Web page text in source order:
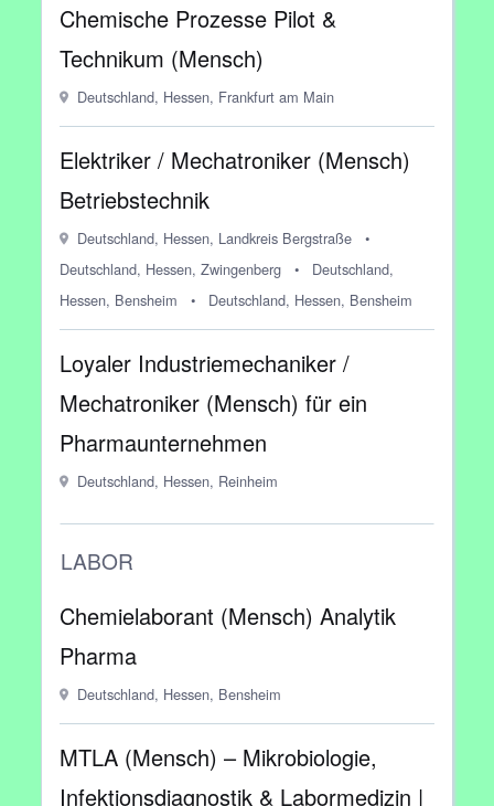
Chemische Prozesse Pilot &
Technikum (Mensch)
Deutschland, Hessen, Frankfurt am Main
Elektriker / Mechatroniker (Mensch)
Betriebstechnik
Deutschland, Hessen, Landkreis Bergstraße
•
Deutschland, Hessen, Zwingenberg
•
Deutschland,
Hessen, Bensheim
• Deutschland, Hessen, Bensheim
Loyaler Industriemechaniker /
Mechatroniker (Mensch) für ein
Pharmaunternehmen
Deutschland, Hessen, Reinheim
LABOR
Chemielaborant (Mensch) Analytik
Pharma
Deutschland, Hessen, Bensheim
MTLA (Mensch) – Mikrobiologie,
Infektionsdiagnostik & Labormedizin |